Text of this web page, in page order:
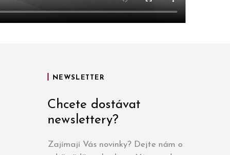
NEWSLETTER
Chcete dostávat
newslettery?
Zajímají Vás novinky? Dejte nám o